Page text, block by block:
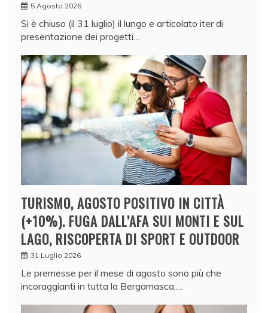
5 Agosto 2026
Si è chiuso (il 31 luglio) il lungo e articolato iter di
presentazione dei progetti…
TURISMO, AGOSTO POSITIVO IN CITTÀ
(+10%). FUGA DALL’AFA SUI MONTI E SUL
LAGO, RISCOPERTA DI SPORT E OUTDOOR
31 Luglio 2026
Le premesse per il mese di agosto sono più che
incoraggianti in tutta la Bergamasca,…